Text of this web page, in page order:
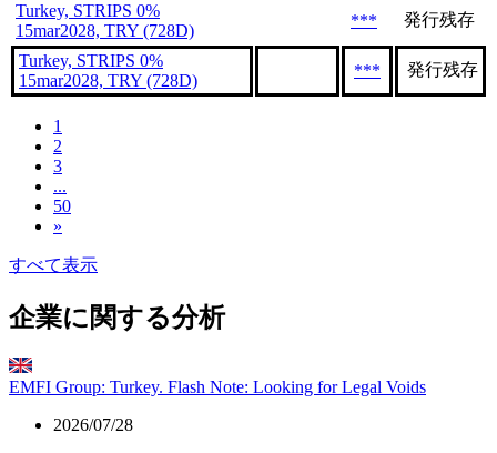
Turkey, STRIPS 0%
15mar2028, TRY (728D)
*** 発行残存
Turkey, STRIPS 0%
15mar2028, TRY (728D)
*** 発行残存
1
2
3
...
50
»
すべて表示
企業に関する分析
EMFI Group: Turkey. Flash Note: Looking for Legal Voids
2026/07/28